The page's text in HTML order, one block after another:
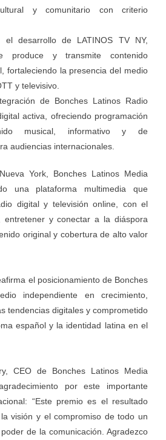
y comunitario con criterio
el desarrollo de LATINOS TV NY,
produce y transmite contenido
fortaleciendo la presencia del medio
y televisivo.
de Bonches Latinos Radio
activa, ofreciendo programación
musical, informativo y de
audiencias internacionales.
York, Bonches Latinos Media
una plataforma multimedia que
digital y televisión online, con el
entretener y conectar a la diáspora
original y cobertura de alto valor
el posicionamiento de Bonches
independiente en crecimiento,
tendencias digitales y comprometido
español y la identidad latina en el
CEO de Bonches Latinos Media
por este importante
“Este premio es el resultado
visión y el compromiso de todo un
de la comunicación. Agradezco